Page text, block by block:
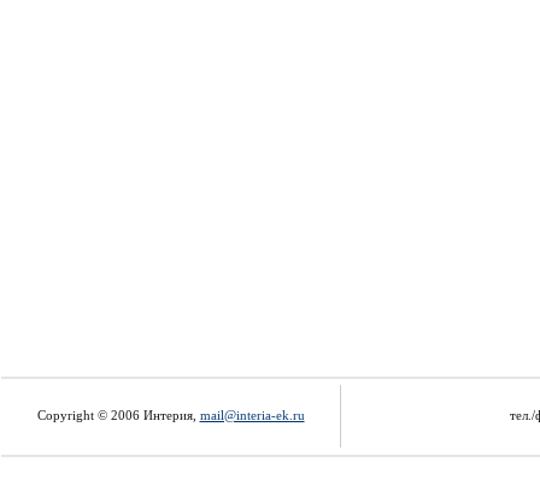
Copyright © 2006 Интерия, mail@interia-ek.ru